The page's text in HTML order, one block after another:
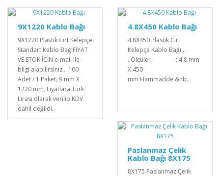
9X1220 Kablo Bağı
9X1220 Plastik Cırt Kelepçe
Standart Kablo BağıFİYAT
VE STOK İÇİN e-mail ile
bilgi alabilirsiniz... 100
Adet / 1 Paket, 9 mm X
1220 mm, Fiyatlara Türk
Lirası olarak verilip KDV
dahil değildi..
4.8X450 Kablo Bağı
4.8X450 Plastik Cırt
Kelepçe Kablo Bağı ..
..Ölçüler : 4.8 mm
X 450
mm Hammadde &nb..
Paslanmaz Çelik
Kablo Bağı 8X175
8X175 Paslanmaz Çelik